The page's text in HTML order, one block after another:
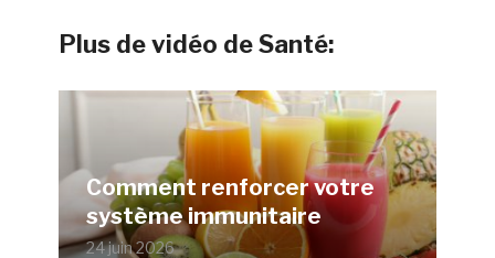
Plus de vidéo de Santé:
Comment renforcer votre
système immunitaire
24 juin 2026